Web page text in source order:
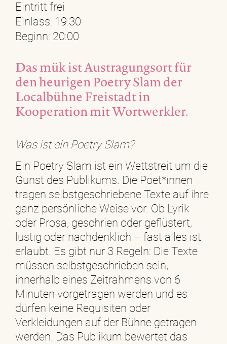
Eintritt frei
Einlass: 19:30
Beginn: 20:00
Das mük ist Austragungsort für
den heurigen Poetry Slam der
Localbühne Freistadt in
Kooperation mit Wortwerkler.
Was ist ein Poetry Slam?
Ein Poetry Slam ist ein Wettstreit um die
Gunst des Publikums. Die Poet*innen
tragen selbstgeschriebene Texte auf ihre
ganz persönliche Weise vor. Ob Lyrik
oder Prosa, geschrien oder geflüstert,
lustig oder nachdenklich – fast alles ist
erlaubt. Es gibt nur 3 Regeln: Die Texte
müssen selbstgeschrieben sein,
innerhalb eines Zeitrahmens von 6
Minuten vorgetragen werden und es
dürfen keine Requisiten oder
Verkleidungen auf der Bühne getragen
werden. Das Publikum bewertet das